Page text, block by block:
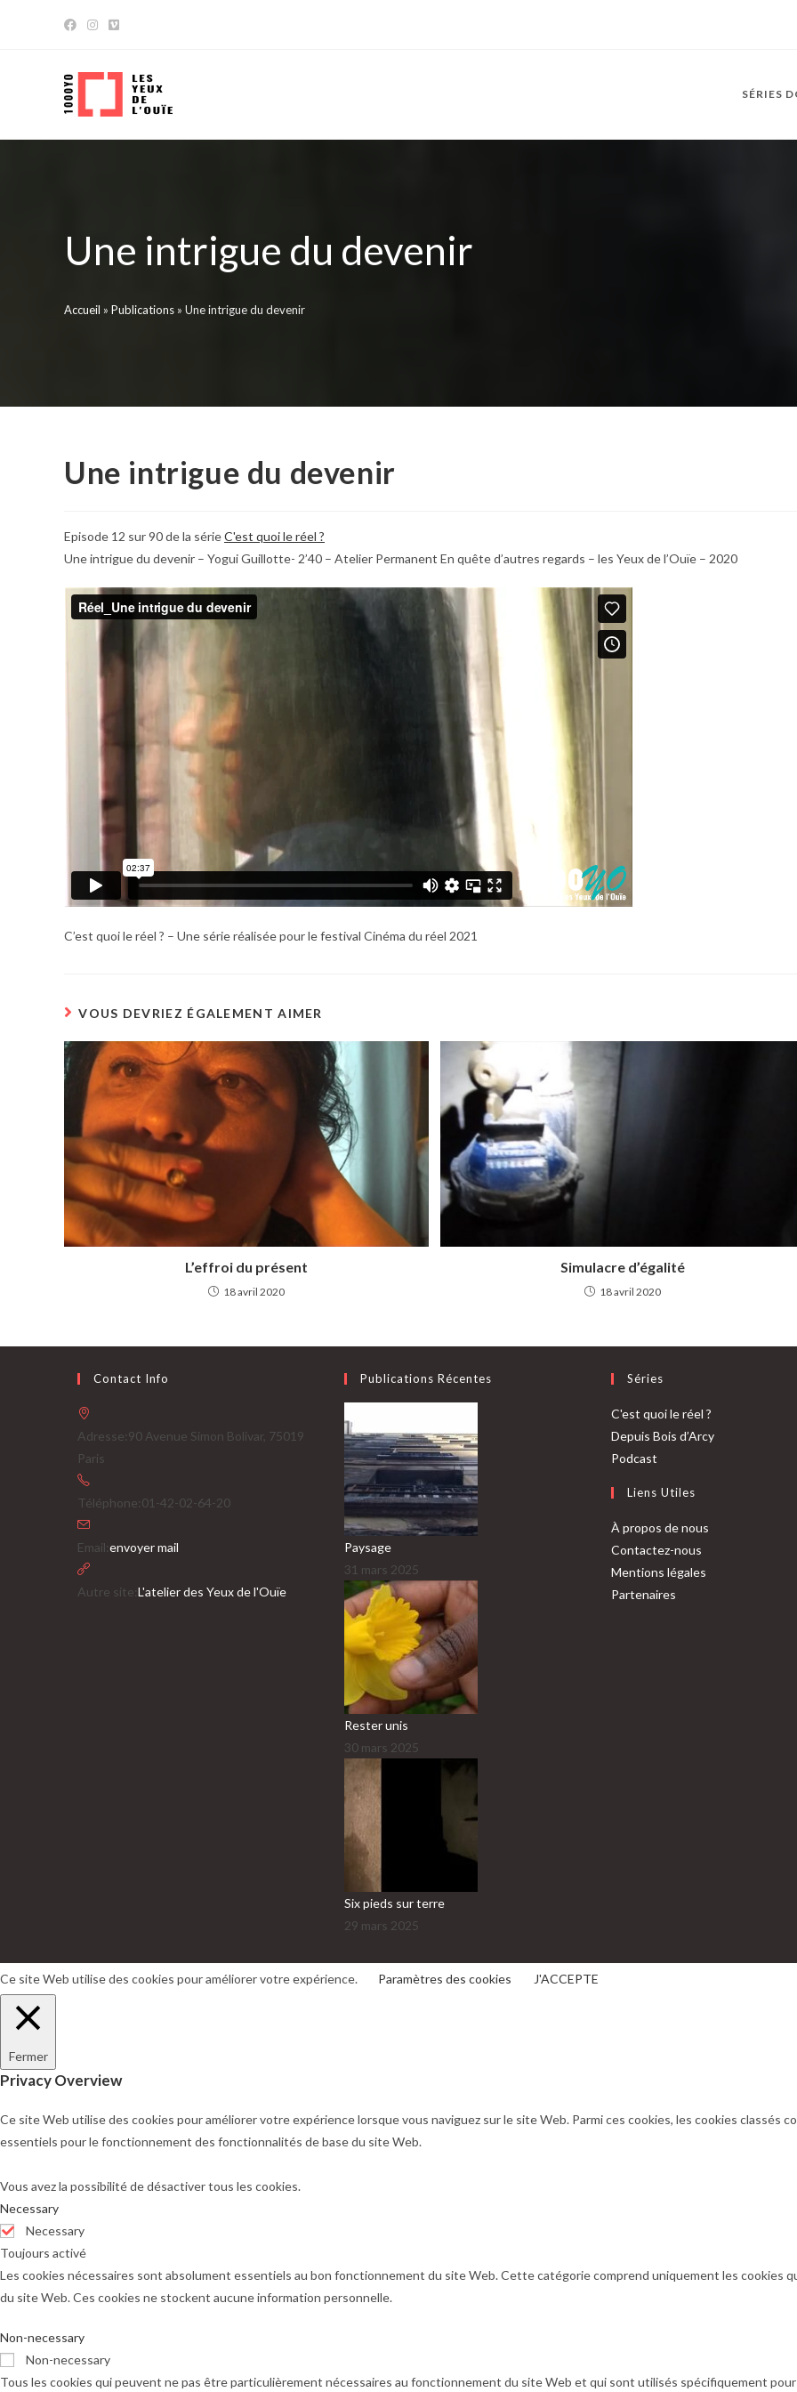
SÉRIES
Une intrigue du devenir
Accueil » Publications » Une intrigue du devenir
Une intrigue du devenir
Episode 12 sur 90 de la sérieC'est quoi le réel ?
Une intrigue du devenir – Yogui Guillotte- 2’40 – Atelier Permanent En quête d’autres regards – les Yeux de l’Ouïe – 2020
C’est quoi le réel ? – Une série réalisée pour le festival Cinéma du réel 2021
VOUS DEVRIEZ ÉGALEMENT AIMER
L’effroi du présent
18 avril 2020
Simulacre d’égalité
18 avril 2020
Contact Info
Adresse:90 Avenue Simon Bolivar, 75019
Paris
Téléphone:01-42-02-64-20
Email:envoyer mail
votre
Autre site:L'atelier des Yeux de l'Ouïe
Publications Récentes
Paysage
31 mars 2025
Rester unis
30 mars 2025
Six pieds sur terre
29 mars 2025
Séries
C'est quoi le réel ?
Depuis Bois d’Arcy
Podcast
Liens Utiles
À propos de nous
Contactez-nous
Mentions légales
Partenaires
Ce site Web utilise des cookies pour améliorer votre expérience. Paramètres des cookies J'ACCEPTE
Fermer
Privacy Overview
Ce site Web utilise des cookies pour améliorer votre expérience lorsque vous naviguez sur le site Web. Parmi ces cookies, les cookies classés
essentiels pour le fonctionnement des fonctionnalités de base du site Web.
Vous avez la possibilité de désactiver tous les cookies.
Necessary
Necessary
Toujours activé
Les cookies nécessaires sont absolument essentiels au bon fonctionnement du site Web. Cette catégorie comprend uniquement les
du site Web. Ces cookies ne stockent aucune information personnelle.
Non-necessary
Non-necessary
Tous les cookies qui peuvent ne pas être particulièrement nécessaires au fonctionnement du site Web et qui sont utilisés spécifiquement